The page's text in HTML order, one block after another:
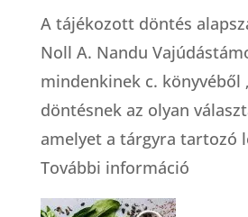
A tájékozott döntés
Noll A. Nandu
mindenkinek c. könyvéből
döntésnek az olyan
amelyet a tárgyra tartozó
További információ: